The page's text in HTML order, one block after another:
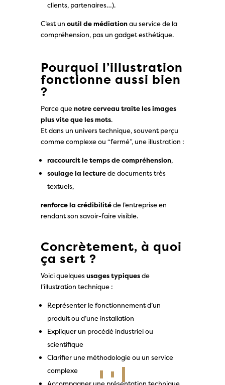
clients, partenaires…).
C’est un outil de médiationau service de la
compréhension, pas un gadget esthétique.
Pourquoi l’illustration
fonctionne aussi bien
?
Parce quenotre cerveau traite les images
plus vite que les mots.
Et dans un univers technique, souvent perçu
comme complexe ou “fermé”, une illustration :
raccourcit le temps de compréhension,
soulage la lecturede documents très
textuels,
renforce la crédibilitéde l’entreprise en
rendant son savoir-faire visible.
Concrètement, à quoi
ça sert ?
Voici quelquesusages typiquesde
l’illustration technique :
Représenter le fonctionnement d’un
produit ou d’une installation
Expliquer un procédé industriel ou
scientifique
Clarifier une méthodologie ou un service
complexe